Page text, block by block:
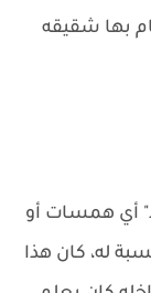
بها شقيقه
أي همسات أو
له، كان هذا